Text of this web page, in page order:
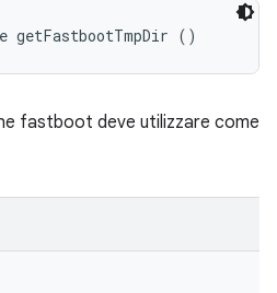
()
fastboot deve utilizzare come